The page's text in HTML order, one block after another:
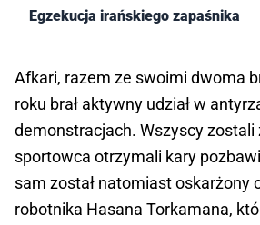
Egzekucja irańskiego zapaśnika
Afkari, razem ze swoimi dwoma
roku brał aktywny udział w
demonstracjach. Wszyscy zostali
sportowca otrzymali kary
sam został natomiast oskarżony
robotnika Hasana Torkamana,